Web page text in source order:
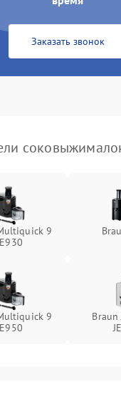
Заказать звонок
9
9
Braun